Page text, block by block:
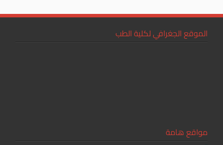
الموقع الجغرافي لكلية الطب
مواقع هامة